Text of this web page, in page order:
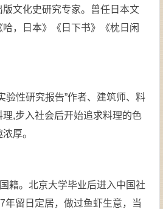
文化史研究专家。曾任日本文
，日本》《日下书》《枕日闲
验性研究报告”作者、建筑师、料
,步入社会后开始追求料理的色
厚。
籍。北京大学毕业后进入中国社
年留日定居，做过鱼虾生意，当